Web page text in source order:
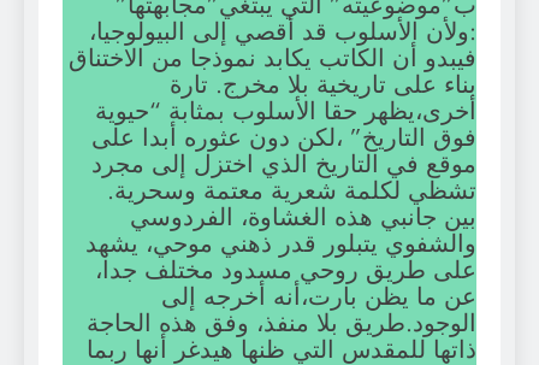
:ولأن الأسلوب قد أقصي إلى البيولوجيا،
فيبدو أن الكاتب يكابد نموذجا من الاختناق
بناء على تاريخية بلا مخرج. تارة
أخرى،يظهر حقا الأسلوب بمثابة “حيوية
فوق التاريخ” ،لكن دون عثوره أبدا على
موقع في التاريخ الذي اختزل إلى مجرد
تشظي لكلمة شعرية معتمة وسحرية.
بين جانبي هذه الغشاوة، الفردوسي
والشفوي يتبلور قدر ذهني موحي، يشهد
على طريق روحي مسدود مختلف جدا،
عن ما يظن بارت،أنه أخرجه إلى
الوجود.طريق بلا منفذ، وفق هذه الحاجة
ذاتها للمقدس التي ظنها هيدغر أنها ربما